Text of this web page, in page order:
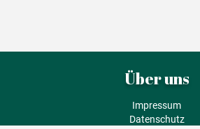
Über uns
Impressum
Datenschutz